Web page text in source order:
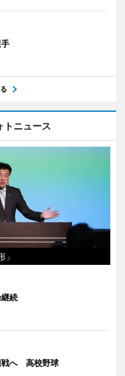
トニュース
続
戦へ 高校野球